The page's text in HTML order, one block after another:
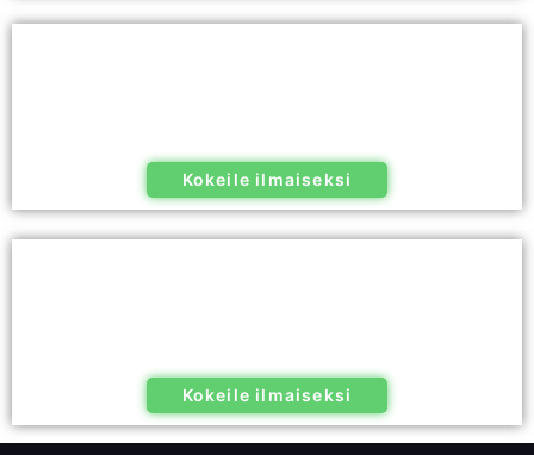
Kokeile ilmaiseksi
Kokeile ilmaiseksi